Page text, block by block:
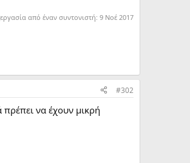
από έναν συντονιστή: 9 Νοέ 2017
#302
πρέπει να έχουν μικρή